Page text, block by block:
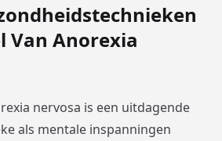
Van Anorexia
nervosa is een uitdagende
als mentale inspanningen